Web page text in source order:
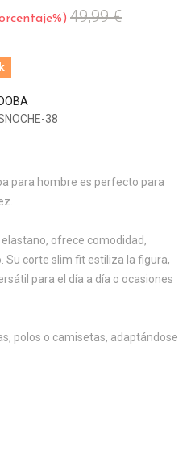
49,99 €
38
para hombre es perfecto para
ofrece comodidad,
Su corte slim fit estiliza la figura,
para el día a día o ocasiones
polos o camisetas, adaptándose